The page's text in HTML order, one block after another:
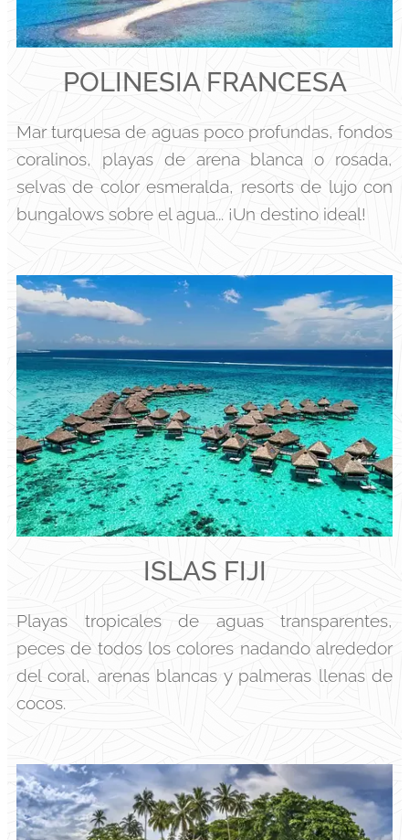
POLINESIA FRANCESA
Mar turquesa de aguas poco profundas, fondos
coralinos, playas de arena blanca o rosada,
selvas de color esmeralda, resorts de lujo con
bungalows sobre el agua... ¡Un destino ideal!
ISLAS FIJI
Playas tropicales de aguas transparentes,
peces de todos los colores nadando alrededor
del coral, arenas blancas y palmeras llenas de
cocos.